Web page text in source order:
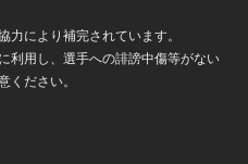
力により補完されています。
利用し、選手への誹謗中傷等がない
ください。